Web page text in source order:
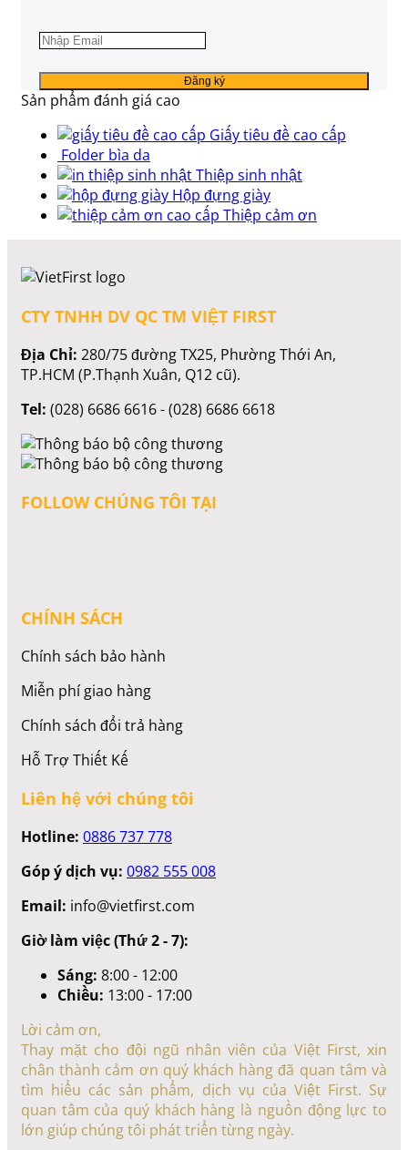
Sản phẩm đánh giá cao
Giấy tiêu đề cao cấp
Folder bìa da
Thiệp sinh nhật
Hộp đựng giày
Thiệp cảm ơn
CTY TNHH DV QC TM VIỆT FIRST
Địa Chỉ: 280/75 đường TX25, Phường Thới An,
TP.HCM (P.Thạnh Xuân, Q12 cũ).
Tel: (028) 6686 6616 - (028) 6686 6618
FOLLOW CHÚNG TÔI TẠI
CHÍNH SÁCH
Chính sách bảo hành
Miễn phí giao hàng
Chính sách đổi trả hàng
Hỗ Trợ Thiết Kế
Liên hệ với chúng tôi
Hotline: 0886 737 778
Góp ý dịch vụ: 0982 555 008
Email: info@vietfirst.com
Giờ làm việc (Thứ 2 - 7):
Sáng: 8:00 - 12:00
Chiều: 13:00 - 17:00
Lời cảm ơn,
Thay mặt cho đội ngũ nhân viên của Việt First, xin
chân thành cảm ơn quý khách hàng đã quan tâm và
tìm hiểu các sản phẩm, dịch vụ của Việt First. Sự
quan tâm của quý khách hàng là nguồn động lực to
lớn giúp chúng tôi phát triển từng ngày.